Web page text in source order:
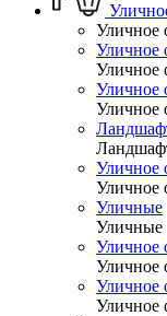
Уличное
Уличное
Уличное
Уличное
Уличное
Уличное
Уличное
Уличные
Уличные
Уличное
Уличное
Уличное
Уличное